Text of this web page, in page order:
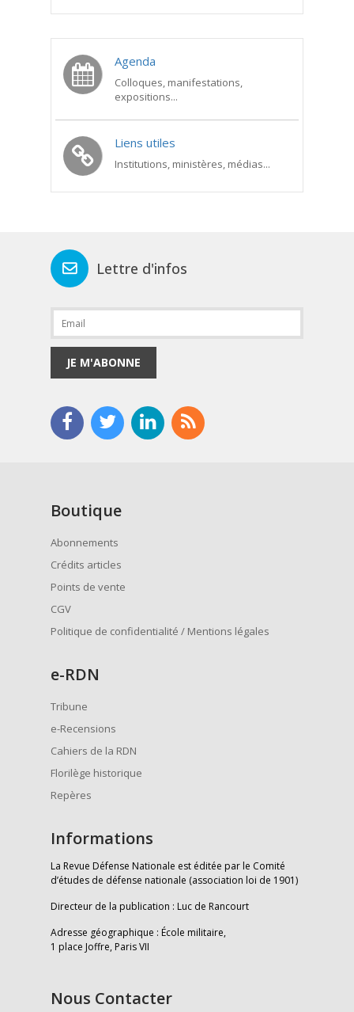
Agenda
Colloques, manifestations,
expositions...
Liens utiles
Institutions, ministères, médias...
Lettre d'infos
JE M'ABONNE
Boutique
Abonnements
Crédits articles
Points de vente
CGV
Politique de confidentialité / Mentions légales
e-RDN
Tribune
e-Recensions
Cahiers de la RDN
Florilège historique
Repères
Informations
La Revue Défense Nationale est éditée par le Comité
d’études de défense nationale (association loi de 1901)
Directeur de la publication : Luc de Rancourt
Adresse géographique : École militaire,
1 place Joffre, Paris VII
Nous Contacter